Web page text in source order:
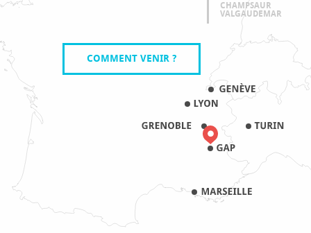
CHAMPSAUR
VALGAUDEMAR
COMMENT VENIR ?